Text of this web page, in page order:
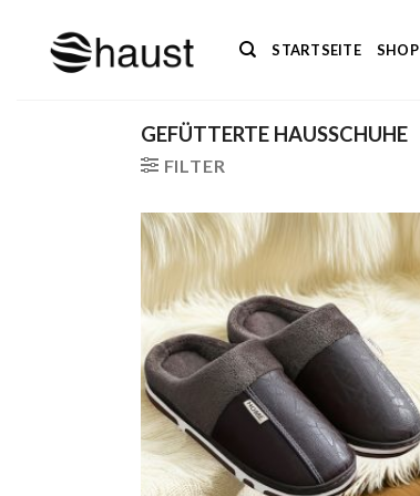
springen
STARTSEITE SHOP
GEFÜTTERTE HAUSSCHUHE
FILTER